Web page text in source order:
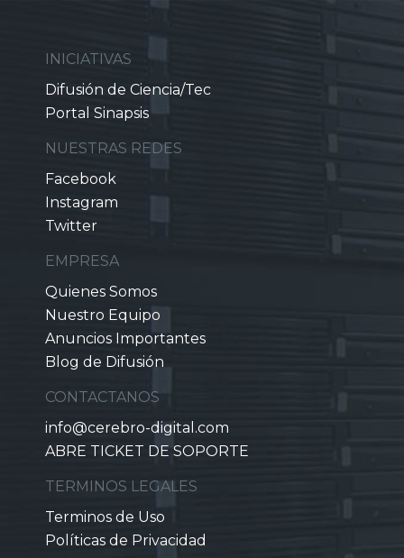
INICIATIVAS
Difusión de Ciencia/Tec
Portal Sinapsis
NUESTRAS REDES
Facebook
Instagram
Twitter
EMPRESA
Quienes Somos
Nuestro Equipo
Anuncios Importantes
Blog de Difusión
CONTACTANOS
info@cerebro-digital.com
ABRE TICKET DE SOPORTE
TERMINOS LEGALES
Terminos de Uso
Políticas de Privacidad